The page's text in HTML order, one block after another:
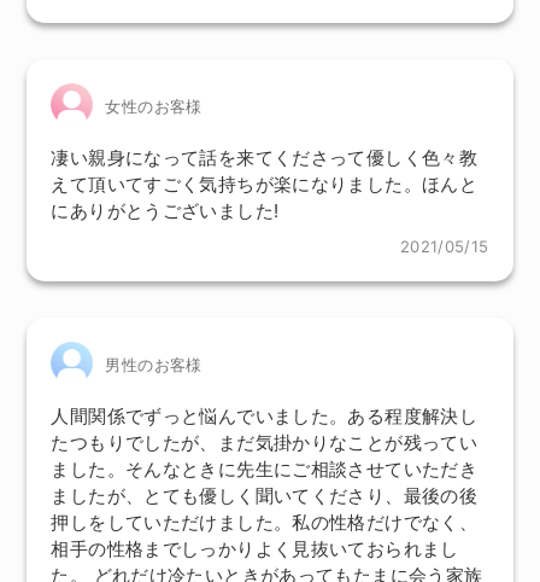
女性のお客様
凄い親身になって話を来てくださって優しく色々教
えて頂いてすごく気持ちが楽になりました。ほんと
にありがとうございました!
2021/05/15
男性のお客様
人間関係でずっと悩んでいました。ある程度解決し
たつもりでしたが、まだ気掛かりなことが残ってい
ました。そんなときに先生にご相談させていただき
ましたが、とても優しく聞いてくださり、最後の後
押しをしていただけました。私の性格だけでなく、
相手の性格までしっかりよく見抜いておられまし
た。 どれだけ冷たいときがあってもたまに会う家族